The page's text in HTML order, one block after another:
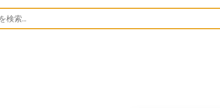
and Receptacles 34691 346919080